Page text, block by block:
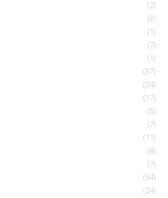
(2)
(3)
(1)
(7)
(1)
(37)
(24)
(17)
(5)
(7)
(11)
(8)
(7)
(54)
(24)